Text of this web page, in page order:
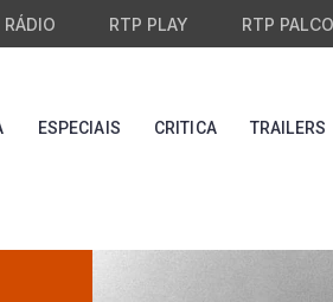
RÁDIO RTP PLAY RTP PALCO
ESPECIAIS CRITICA TRAILERS